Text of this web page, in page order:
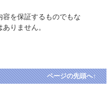
を保証するものでもな
りません。
ページの先頭へ↑